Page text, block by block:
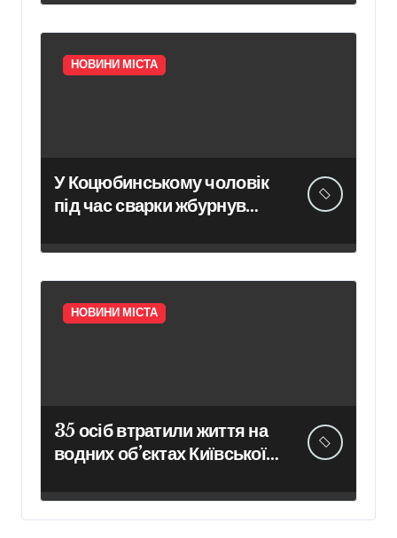
небезпечну тенденцію
НОВИНИ МІСТА
У Коцюбинському чоловік
під час сварки жбурнув
адмінбудівлі
НОВИНИ МІСТА
35 осіб втратили життя на
водних об’єктах Київської